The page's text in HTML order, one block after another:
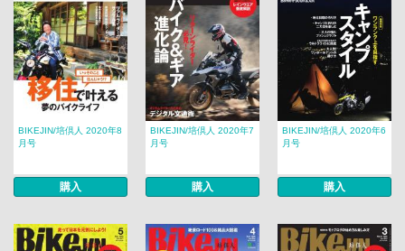
BIKEJIN/培倶人 2020年8
月号
購入
BIKEJIN/培倶人 2020年7
月号
購入
BIKEJIN/培倶人 2020年6
月号
購入